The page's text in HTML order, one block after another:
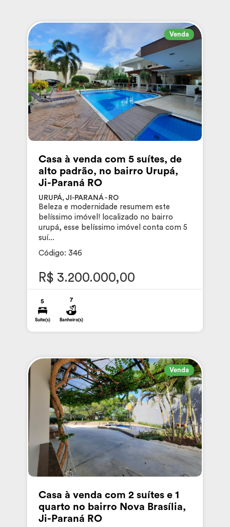
Venda
Casa à venda com 5 suítes, de
alto padrão, no bairro Urupá,
Ji-Paraná RO
URUPÁ, JI-PARANÁ - RO
Beleza e modernidade resumem este
belíssimo imóvel! localizado no bairro
urupá, esse belíssimo imóvel conta com 5
suí...
Código: 346
R$ 3.200.000,00
5
Suite(s)
7
Banheiro(s)
Venda
Casa à venda com 2 suítes e 1
quarto no bairro Nova Brasília,
Ji-Paraná RO